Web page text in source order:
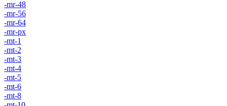
-mr-48
-mr-56
-mr-64
-mr-px
-mt-1
-mt-2
-mt-3
-mt-4
-mt-5
-mt-6
-mt-8